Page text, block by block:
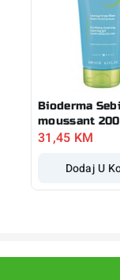
Bioderma
moussant
31,45 KM
Dodaj U